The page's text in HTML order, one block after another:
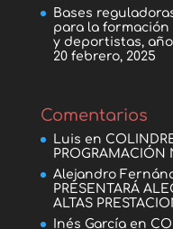
Bases
para la
y deportistas, año
20 febrero, 2025
Comentarios
Luis en
PROGRAMACIÓN
Alejandro
PRESENTARÁ
ALTAS
Inés Garcíaen